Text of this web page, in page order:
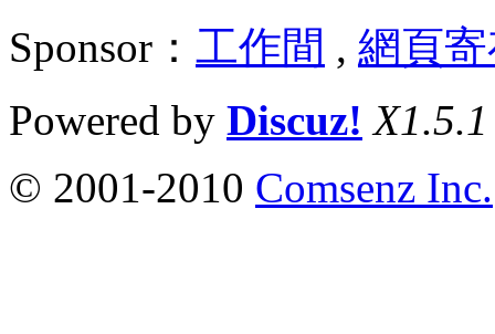
Sponsor： 工作間 , 網頁
Powered by Discuz! X1.5.1
© 2001-2010 Comsenz Inc.